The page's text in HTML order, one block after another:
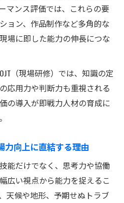
マンス評価では、これらの要
ョン、作品制作など多角的な
場に即した能力の伸長につな
（現場研修）では、知識の定
応用力や判断力も重視される
の導入が即戦力人材の育成に
力向上に直結する理由
能だけでなく、思考力や協働
広い視点から能力を捉えるこ
天候や地形、予期せぬトラブ